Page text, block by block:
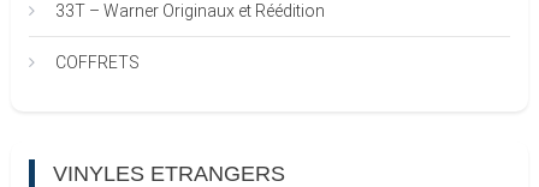
33T – Warner Originaux et Réédition
COFFRETS
VINYLES ETRANGERS